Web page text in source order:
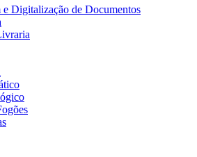
e Digitalização de Documentos